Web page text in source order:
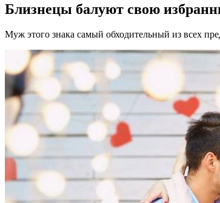
Близнецы балуют свою
Муж этого знака самый обходительный из всех